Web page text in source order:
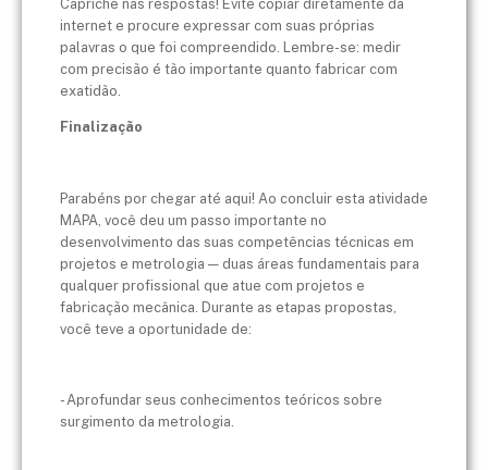
Capriche nas respostas! Evite copiar diretamente da
internet e procure expressar com suas próprias
palavras o que foi compreendido. Lembre-se: medir
com precisão é tão importante quanto fabricar com
exatidão.
Finalização
Parabéns por chegar até aqui! Ao concluir esta atividade
MAPA, você deu um passo importante no
desenvolvimento das suas competências técnicas em
projetos e metrologia — duas áreas fundamentais para
qualquer profissional que atue com projetos e
fabricação mecânica. Durante as etapas propostas,
você teve a oportunidade de:
- Aprofundar seus conhecimentos teóricos sobre
surgimento da metrologia.